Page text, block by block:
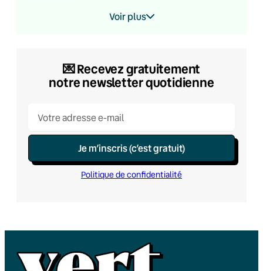
Voir plus
💌​ Recevez gratuitement
notre newsletter quotidienne
Je m’inscris (c’est gratuit)
Politique de confidentialité